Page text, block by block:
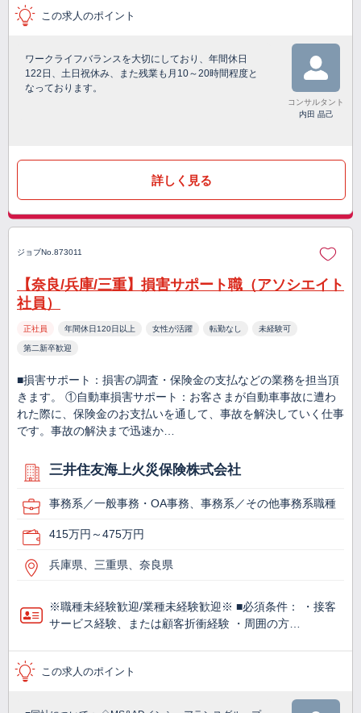
この求人のポイント
ワークライフバランスを大切にしており、年間休日
122日、土日祝休み、また残業も月10～20時間程度と
なっております。
コンサルタント
内田 晶己
詳しく見る
ジョブNo.873011
【奈良/兵庫/三重】損害サポート職（アソシエイト
社員）
正社員 年間休日120日以上 女性が活躍 転勤なし 未経験可
第二新卒歓迎
■損害サポート：損害の調査・保険金の支払などの業務を担当頂
きます。 ①自動車損害サポート：お客さまが自動車事故に遭わ
れた際に、保険金のお支払いを通して、事故を解決していく仕事
です。事故の解決まで迅速か…
三井住友海上火災保険株式会社
事務系／一般事務・OA事務、事務系／その他事務系職種
415万円～475万円
兵庫県、三重県、奈良県
※職種未経験歓迎/業種未経験歓迎※ ■必須条件： ・接客
サービス経験、または顧客折衝経験 ・周囲の方…
この求人のポイント